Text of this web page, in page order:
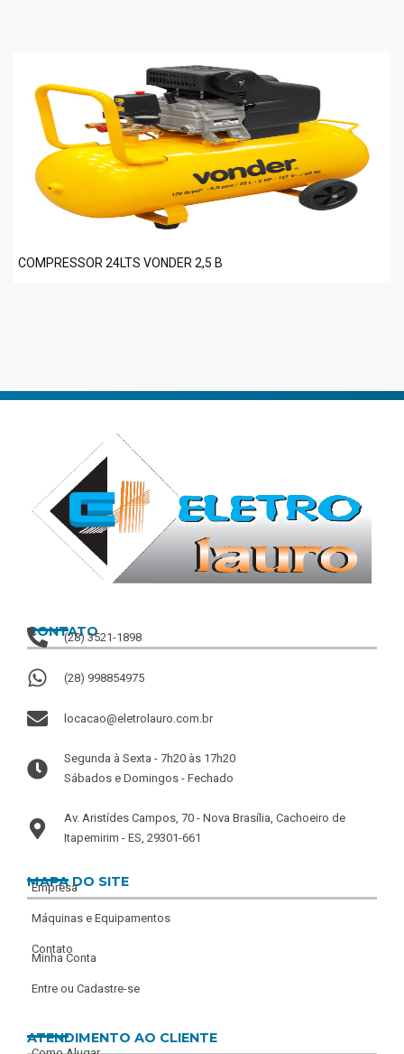
COMPRESSOR 24LTS VONDER 2,5 B
CONTATO(28) 3521-1898
(28) 998854975
locacao@eletrolauro.com.br
Segunda à Sexta - 7h20 às 17h20
Sábados e Domingos - Fechado
Av. Aristídes Campos, 70 - Nova Brasília, Cachoeiro de
Itapemirim - ES, 29301-661
MAPA DO SITE
Empresa
Máquinas e Equipamentos
Contato
Minha Conta
Entre ou Cadastre-se
ATENDIMENTO AO CLIENTE